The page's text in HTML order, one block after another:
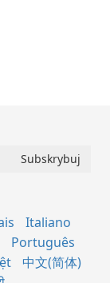
Italiano
Português
中文(简体)